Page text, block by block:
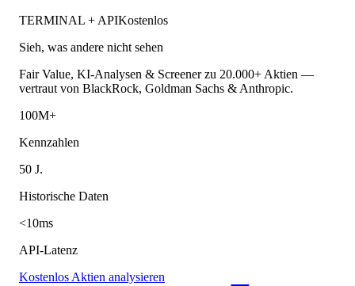
TERMINAL + APIKostenlos
Sieh, was andere nicht sehen
Fair Value, KI-Analysen & Screener zu 20.000+ Aktien —
vertraut von BlackRock, Goldman Sachs & Anthropic.
100M+
Kennzahlen
50 J.
Historische Daten
<10ms
API-Latenz
Kostenlos Aktien analysieren